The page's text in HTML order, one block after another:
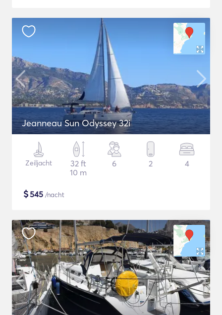
Jeanneau Sun Odyssey 32i
Zeiljacht
32 ft
10 m
6 2 4
$545 /nacht